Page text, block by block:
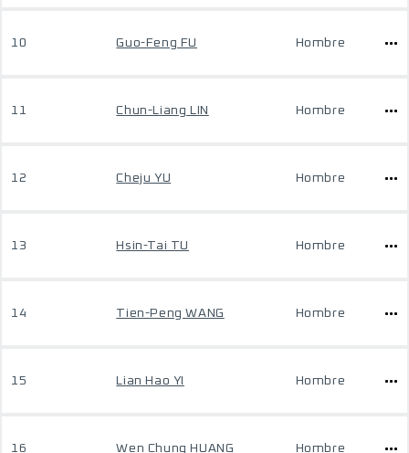
10 Guo-Feng FU Hombre
11 Chun-Liang LIN Hombre
12 Cheju YU Hombre
13 Hsin-Tai TU Hombre
14 Tien-Peng WANG Hombre
15 Lian Hao YI Hombre
16 Wen Chung HUANG Hombre